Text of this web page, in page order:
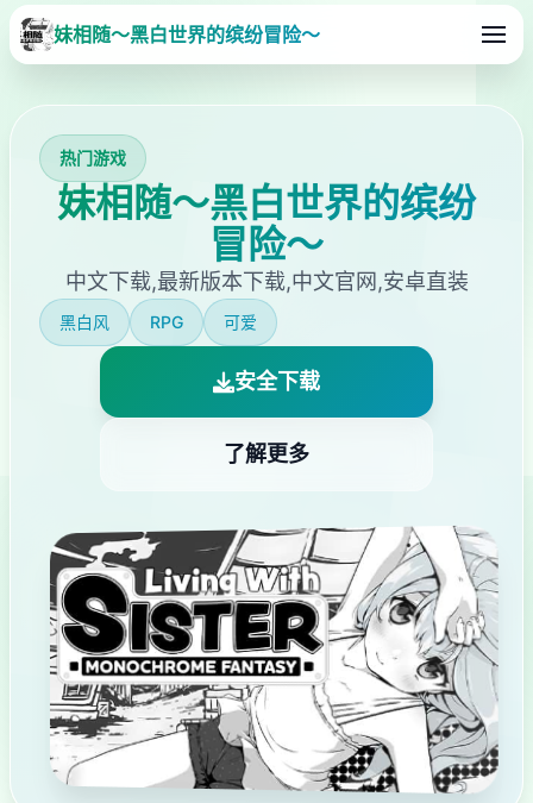
妹相随～黑白世界的缤纷冒险～
热门游戏
妹相随～黑白世界的缤纷
冒险～
中文下载,最新版本下载,中文官网,安卓直装
黑白风 RPG 可爱
安全下载
了解更多